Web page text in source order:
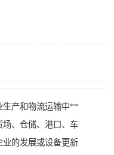
生产和物流运输中**
场、仓储、港口、车
业的发展或设备更新